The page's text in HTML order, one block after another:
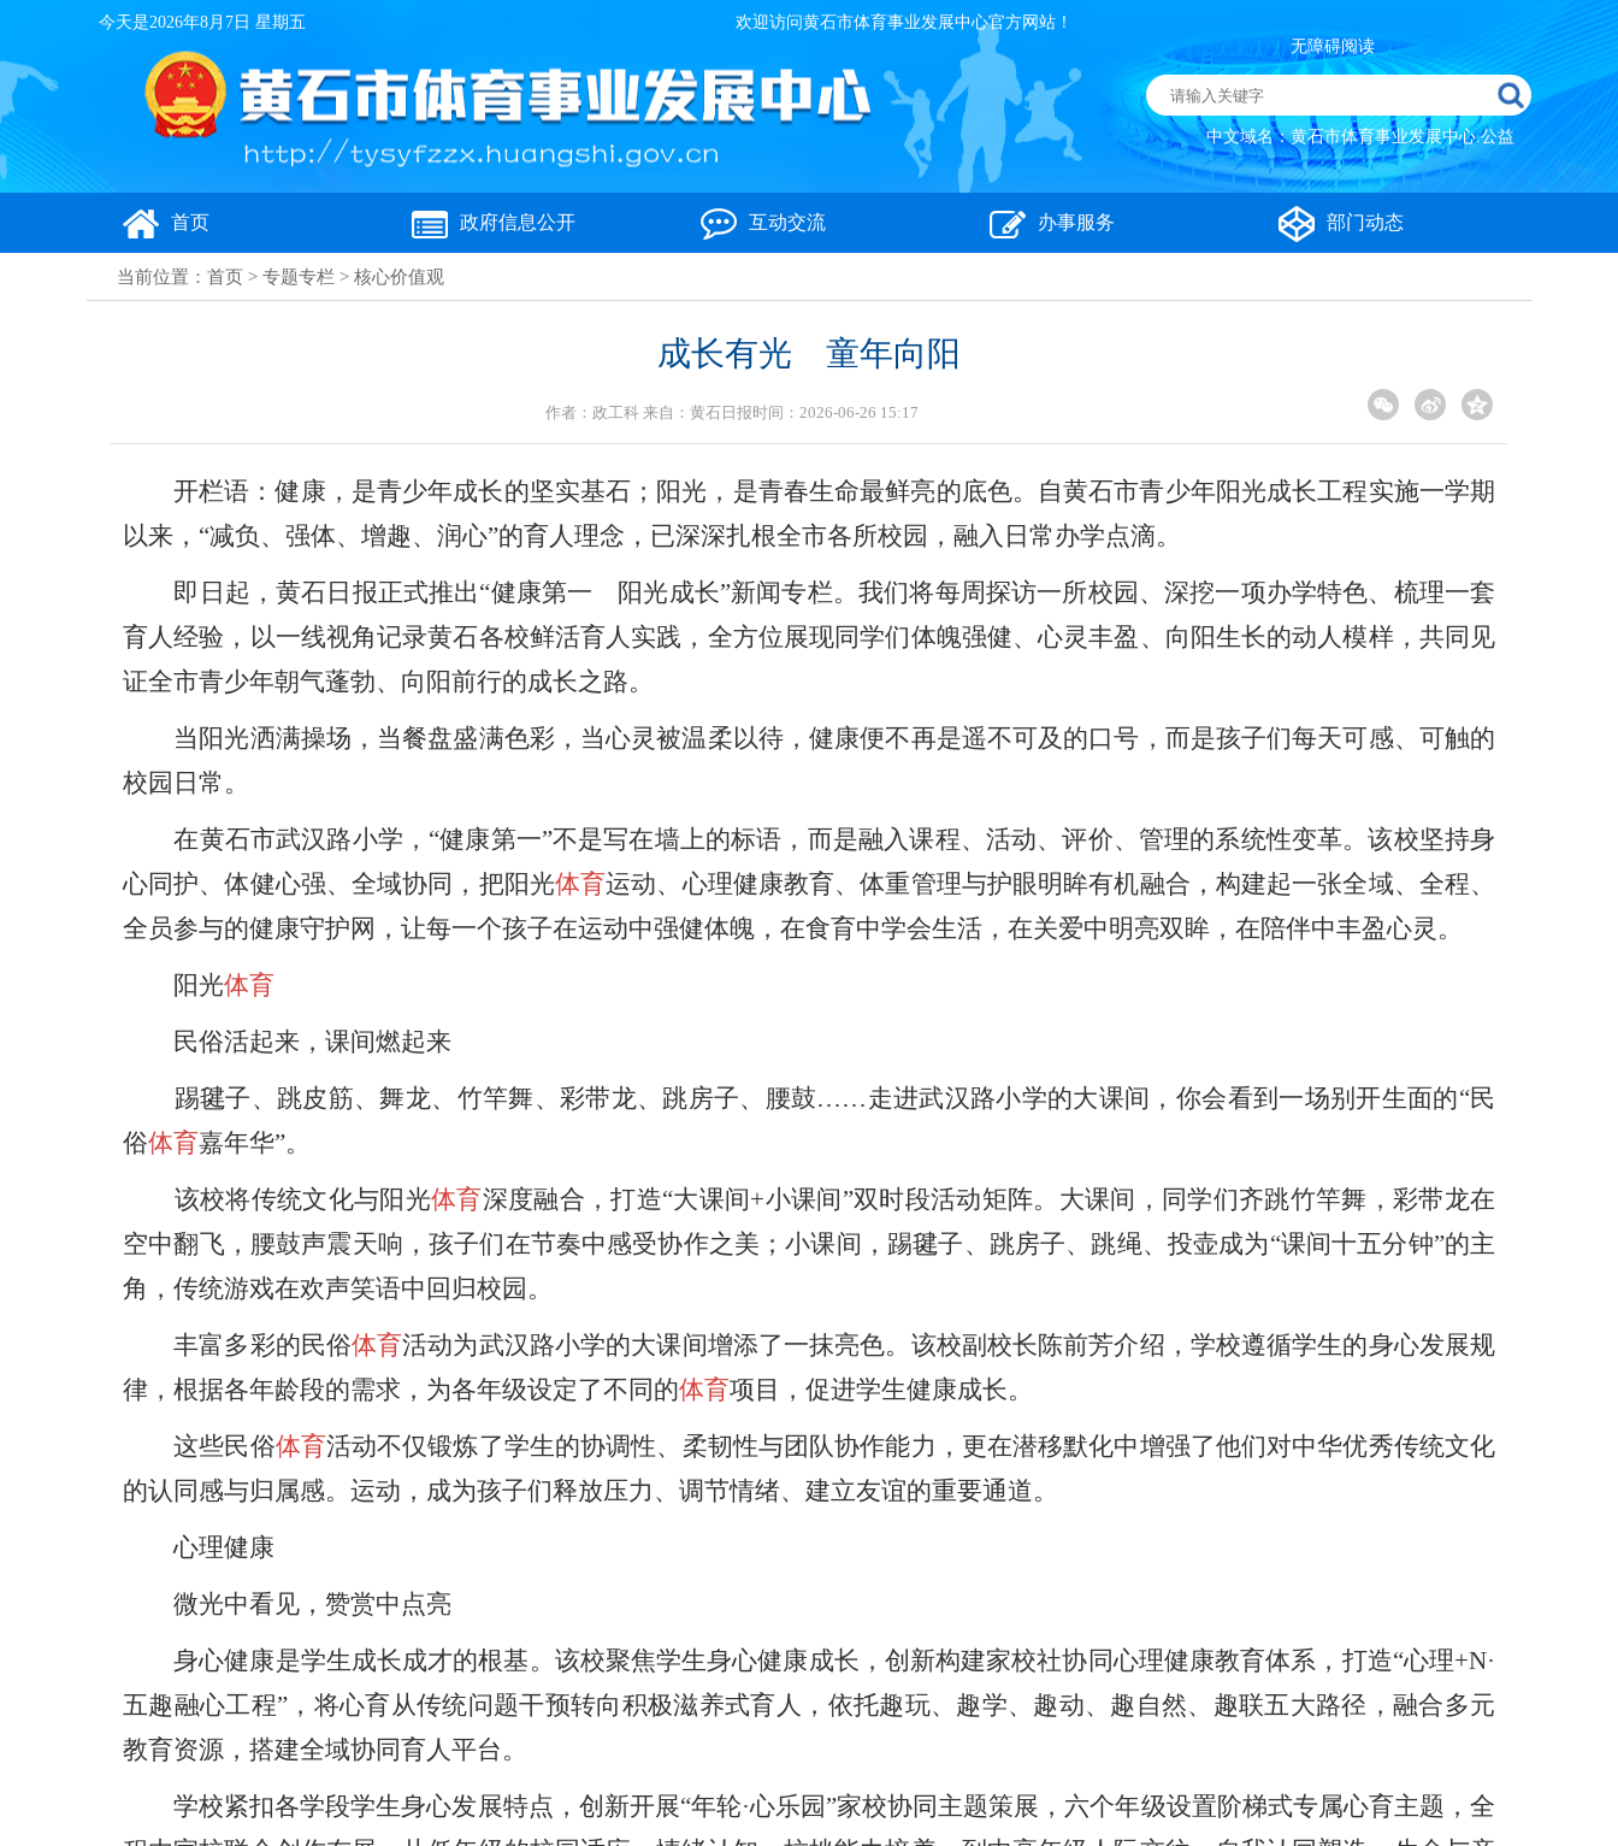
今天是2026年8月7日 星期五
欢迎访问黄石市体育事业发展中心官方网站！
无障碍阅读
中文域名：黄石市体育事业发展中心.公益
首页 政府信息公开 互动交流 办事服务 部门动态
当前位置： 首页 > 专题专栏 > 核心价值观
成长有光 童年向阳
作者：政工科 来自：黄石日报时间：2026-06-26 15:17
开栏语：健康，是青少年成长的坚实基石；阳光，是青春生命最鲜亮的底色。自黄石市青少年阳光成长工程实施一学期
以来，“减负、强体、增趣、润心”的育人理念，已深深扎根全市各所校园，融入日常办学点滴。
即日起，黄石日报正式推出“健康第一 阳光成长”新闻专栏。我们将每周探访一所校园、深挖一项办学特色、梳理一套
育人经验，以一线视角记录黄石各校鲜活育人实践，全方位展现同学们体魄强健、心灵丰盈、向阳生长的动人模样，共同见
证全市青少年朝气蓬勃、向阳前行的成长之路。
当阳光洒满操场，当餐盘盛满色彩，当心灵被温柔以待，健康便不再是遥不可及的口号，而是孩子们每天可感、可触的
校园日常。
在黄石市武汉路小学，“健康第一”不是写在墙上的标语，而是融入课程、活动、评价、管理的系统性变革。该校坚持身
心同护、体健心强、全域协同，把阳光体育运动、心理健康教育、体重管理与护眼明眸有机融合，构建起一张全域、全程、
全员参与的健康守护网，让每一个孩子在运动中强健体魄，在食育中学会生活，在关爱中明亮双眸，在陪伴中丰盈心灵。
阳光体育
民俗活起来，课间燃起来
踢毽子、跳皮筋、舞龙、竹竿舞、彩带龙、跳房子、腰鼓……走进武汉路小学的大课间，你会看到一场别开生面的“民
俗体育嘉年华”。
该校将传统文化与阳光体育深度融合，打造“大课间+小课间”双时段活动矩阵。大课间，同学们齐跳竹竿舞，彩带龙在
空中翻飞，腰鼓声震天响，孩子们在节奏中感受协作之美；小课间，踢毽子、跳房子、跳绳、投壶成为“课间十五分钟”的主
角，传统游戏在欢声笑语中回归校园。
丰富多彩的民俗体育活动为武汉路小学的大课间增添了一抹亮色。该校副校长陈前芳介绍，学校遵循学生的身心发展规
律，根据各年龄段的需求，为各年级设定了不同的体育项目，促进学生健康成长。
这些民俗体育活动不仅锻炼了学生的协调性、柔韧性与团队协作能力，更在潜移默化中增强了他们对中华优秀传统文化
的认同感与归属感。运动，成为孩子们释放压力、调节情绪、建立友谊的重要通道。
心理健康
微光中看见，赞赏中点亮
身心健康是学生成长成才的根基。该校聚焦学生身心健康成长，创新构建家校社协同心理健康教育体系，打造“心理+N·
五趣融心工程”，将心育从传统问题干预转向积极滋养式育人，依托趣玩、趣学、趣动、趣自然、趣联五大路径，融合多元
教育资源，搭建全域协同育人平台。
学校紧扣各学段学生身心发展特点，创新开展“年轮·心乐园”家校协同主题策展，六个年级设置阶梯式专属心育主题，全